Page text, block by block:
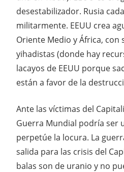
desestabilizador. Rusia
militarmente. EEUU crea
Oriente Medio y África, con
yihadistas (donde hay
lacayos de EEUU porque
están a favor de la
Ante las víctimas del
Guerra Mundial podría ser
perpetúe la locura. La
salida para las crisis del
balas son de uranio y no